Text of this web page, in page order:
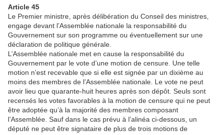
Article 45
Le Premier ministre, après délibération du Conseil des ministres,
engage devant l’Assemblée nationale la responsabilité du
Gouvernement sur son programme ou éventuellement sur une
déclaration de politique générale.
L’Assemblée nationale met en cause la responsabilité du
Gouvernement par le vote d’une motion de censure. Une telle
motion n’est recevable que si elle est signée par un dixième au
moins des membres de l’Assemblée nationale. Le vote ne peut
avoir lieu que quarante-huit heures après son dépôt. Seuls sont
recensés les votes favorables à la motion de censure qui ne peut
être adoptée qu’à la majorité des membres composant
l’Assemblée. Sauf dans le cas prévu à l’alinéa ci-dessous, un
député ne peut être signataire de plus de trois motions de